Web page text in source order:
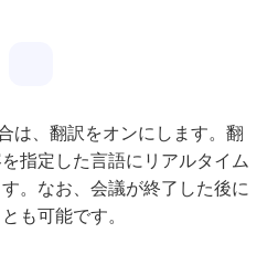
は、翻訳をオンにします。翻
指定した言語にリアルタイム
。なお、会議が終了した後に
も可能です。